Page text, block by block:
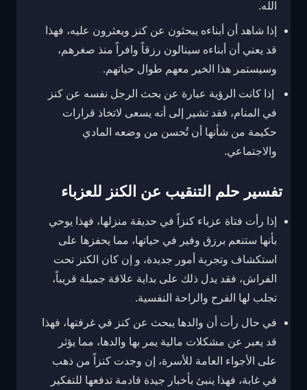
الله.
إذا شاهد أن أبناءه يبحثون عن كنز ويعثرون عليه، فهذا
قد يعني أن أبناءه سينالون رزقاً وافراً منذ صغرهم،
وسيستمر هذا الخير معهم طوال حياتهم.
إذا كانت الرؤية عبارة عن بحث الرجل نفسه عن كنز
في المنام، فقد تشير إلى أنه يسعى لاتخاذ قرارات
حكيمة من شأنها أن تُحسن من وضعه المادي
والاجتماعي.
تفسير حلم التنقيب عن الكنز للعزباء
إذا رأت فتاة عزباء كنزاً في حديقة منزلها، فهذا يوحي
بأنها ستنعم برزق وفير في حياتها، مما يحفزها على
استكشاف وتجربة أمور جديدة، و إن كان الكنز تحت
الفراش، فقد يدل ذلك على بداية علاقة جميلة قريباً،
تجلب لها الفرح والراحة النفسية.
في حال رأت أن والدها يبحث عن كنز في غرفتها، فهذا
قد يعبر عن مشكلات مالية يمر بها والدها، مما يؤثر
على الأجواء العامة للأسرة، إن وجدت كنزاً من ذهب
في غابة، فهذا ينبئ بأخبار جيدة قادمة تدفعها للتفكير